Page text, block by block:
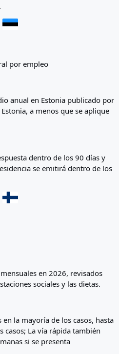
por empleo
anual en Estonia publicado por
a menos que se aplique
dentro de los 90 días y
se emitirá dentro de los
en 2026, revisados
sociales y las dietas.
la mayoría de los casos, hasta
casos; La vía rápida también
si se presenta